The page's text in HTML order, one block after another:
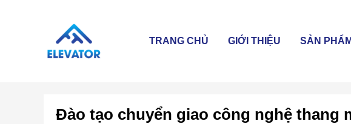
TRANG CHỦ GIỚI THIỆU SẢN PHẨM
Đào tạo chuyển giao công nghệ thang